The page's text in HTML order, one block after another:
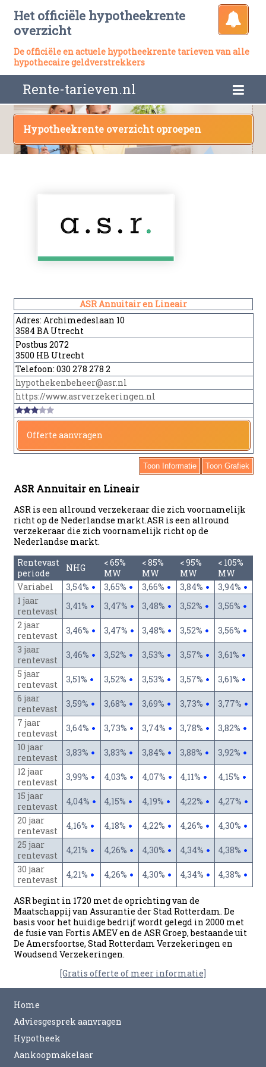
Het officiële hypotheekrente
overzicht
De officiële en actuele hypotheekrente tarieven van alle
hypothecaire geldverstrekkers
Rente-tarieven.nl
Hypotheekrente overzicht oproepen
ASR Annuitair en Lineair
Adres: Archimedeslaan 10
3584 BA Utrecht
Postbus 2072
3500 HB Utrecht
Telefoon: 030 278 278 2
hypothekenbeheer@asr.nl
https://www.asrverzekeringen.nl
Offerte aanvragen
Toon Informatie Toon Grafiek
ASR Annuitair en Lineair
ASR is een allround verzekeraar die zich voornamelijk
richt op de Nederlandse markt.ASR is een allround
verzekeraar die zich voornamelijk richt op de
Nederlandse markt.
Rentevast
periode
NHG
< 65%
MW
< 85%
MW
< 95%
MW
< 105%
MW
Variabel
3,54% 3,65% 3,66% 3,84%
3,94%
1 jaar
rentevast
3,41% 3,47% 3,48% 3,52%
3,56%
2 jaar
rentevast
3,46% 3,47% 3,48% 3,52%
3,56%
3 jaar
rentevast
3,46% 3,52% 3,53% 3,57%
3,61%
5 jaar
rentevast
3,51% 3,52% 3,53% 3,57%
3,61%
6 jaar
rentevast
3,59% 3,68% 3,69% 3,73%
3,77%
7 jaar
rentevast
3,64% 3,73% 3,74% 3,78%
3,82%
10 jaar
rentevast
3,83% 3,83% 3,84% 3,88%
3,92%
12 jaar
rentevast
3,99% 4,03% 4,07% 4,11%
4,15%
15 jaar
rentevast
4,04% 4,15% 4,19% 4,22%
4,27%
20 jaar
rentevast
4,16% 4,18% 4,22% 4,26%
4,30%
25 jaar
rentevast
4,21% 4,26% 4,30% 4,34%
4,38%
30 jaar
rentevast
4,21% 4,26% 4,30% 4,34% 4,38%
ASR begint in 1720 met de oprichting van de
Maatschappij van Assurantie der Stad Rotterdam. De
basis voor het huidige bedrijf wordt gelegd in 2000 met
de fusie van Fortis AMEV en de ASR Groep, bestaande uit
De Amersfoortse, Stad Rotterdam Verzekeringen en
Woudsend Verzekeringen.
[Gratis offerte of meer informatie]
Home
Adviesgesprek aanvragen
Hypotheek
Aankoopmakelaar